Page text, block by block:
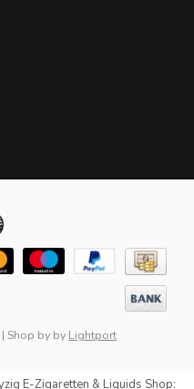
| Shop by by Lightport
E-Zigaretten & Liquids Shop: